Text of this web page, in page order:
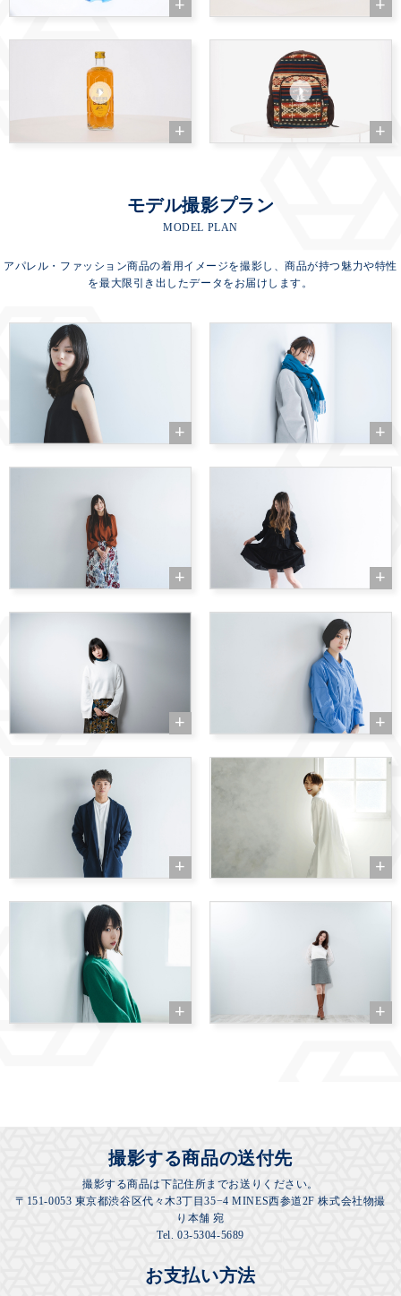
モデル撮影プラン
MODEL PLAN
アパレル・ファッション商品の着用イメージを撮影し、商品が持つ魅力や特性
を最大限引き出したデータをお届けします。
撮影する商品の送付先
撮影する商品は下記住所までお送りください。
〒151-0053 東京都渋谷区代々木3丁目35−4 MINES西参道2F 株式会社物撮
り本舗 宛
Tel. 03-5304-5689
お支払い方法